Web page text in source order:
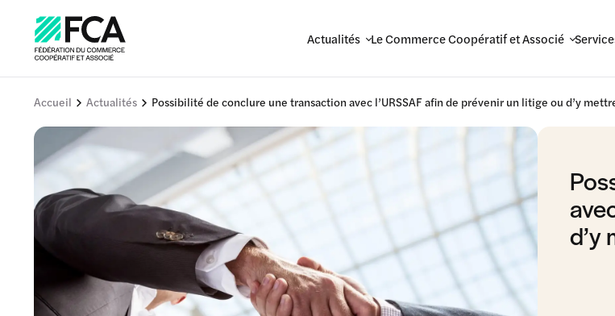
Actualités Le Commerce Coopératif et Associé
Accueil Actualités Possibilité de conclure une transaction avec l’URSSAF afin de prévenir un litige ou d’y
d’y